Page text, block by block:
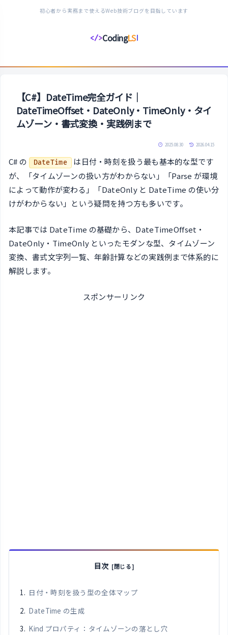
初心者から実務まで使えるWeb技術ブログを目指しています
</>CodingLS
コ
デ
ン
グ
ラ
ス
タ
【C#】DateTime完全ガイド｜
DateTimeOffset・DateOnly・TimeOnly・タイ
ムゾーン・書式変換・実践例まで
2025.08.30 2026.04.15
C# の DateTime は日付・時刻を扱う最も基本的な型です
が、「タイムゾーンの扱い方がわからない」「Parse が環境
によって動作が変わる」「DateOnly と DateTime の使い分
けがわからない」という疑問を持つ方も多いです。
本記事では DateTime の基礎から、DateTimeOffset・
DateOnly・TimeOnly といったモダンな型、タイムゾーン
変換、書式文字列一覧、年齢計算などの実践例まで体系的に
解説します。
スポンサーリンク
目次
日付・時刻を扱う型の全体マップ
DateTime の生成
Kind プロパティ：タイムゾーンの落とし穴